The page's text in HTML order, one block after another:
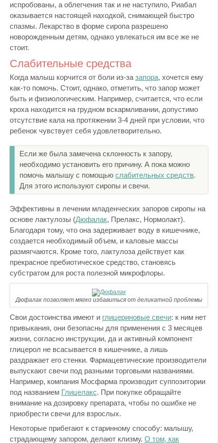
испробованы, а облегчения так и не наступило, Риабал
оказывается настоящей находкой, снимающей быстро
спазмы. Лекарство в форме сиропа разрешено
новорожденным детям, однако увлекаться им все же не
стоит.
Слабительные средства
Когда малыш корчится от боли из-за запора, хочется ему
как-то помочь. Стоит, однако, отметить, что запор может
быть и физиологическим. Например, считается, что если
кроха находится на грудном вскармливании, допустимо
отсутствие кала на протяжении 3-4 дней при условии, что
ребенок чувствует себя удовлетворительно.
Если же была замечена склонность к запору,
необходимо установить его причину. А пока можно
помочь малышу с помощью слабительных средств.
Для этого используют сиропы и свечи.
Эффективны в лечении младенческих запоров сиропы на
основе лактулозы (Дюфалак, Прелакс, Нормолакт).
Благодаря тому, что она задерживает воду в кишечнике,
создается необходимый объем, и каловые массы
размягчаются. Кроме того, лактулоза действует как
прекрасное пребиотическое средство, становясь
субстратом для роста полезной микрофлоры.
Дюфалак позволяет мягко избавиться от деликатной проблемы
Свои достоинства имеют и глицериновые свечи: к ним нет
привыкания, они безопасны для применения с 3 месяцев
жизни, согласно инструкции, да и активный компонент
глицерол не всасывается в кишечнике, а лишь
раздражает его стенки. Фармацевтические производители
выпускают свечи под разными торговыми названиями.
Например, компания Мосфарма производит суппозитории
под названием Глицелакс. При покупке обращайте
внимание на дозировку препарата, чтобы по ошибке не
приобрести свечи для взрослых.
Некоторые прибегают к старинному способу: малышу,
страдающему запором, делают клизму. О том, как